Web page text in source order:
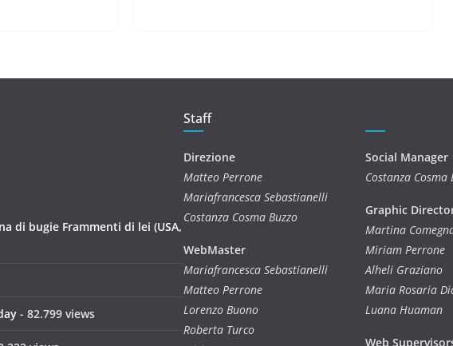
di bugie Frammenti di lei (USA,
- 82.799 views
Staff
Direzione
Matteo Perrone
Mariafrancesca Sebastianelli
Costanza Cosma Buzzo
WebMaster
Mariafrancesca Sebastianelli
Matteo Perrone
Lorenzo Buono
Roberta Turco
Social Manager
Costanza Cosma
Graphic
Martina
Miriam Perrone
Alheli Graziano
Maria Rosaria
Luana Huaman
Web